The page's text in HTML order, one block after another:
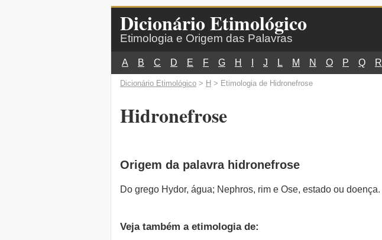
Dicionário Etimológico
Etimologia e Origem das Palavras
A B C D E F G H J L M N O P Q R
Dicionário Etimológico > H > Etimologia de Hidronefrose
Hidronefrose
Origem da palavra hidronefrose
Do grego Hydor, água; Nephros, rim e Ose, estado ou doença.
Veja também a etimologia de: